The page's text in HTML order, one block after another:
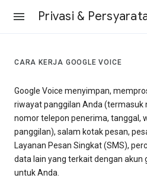
Privasi &
CARA KERJA GOOGLE VOICE
Google Voice menyimpan,
riwayat panggilan Anda (termasuk
nomor telepon penerima, tanggal,
panggilan), salam kotak pesan,
Layanan Pesan Singkat (SMS),
data lain yang terkait dengan akun
untuk Anda.